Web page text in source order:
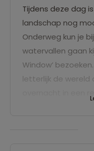
Tijdens deze dag
landschap nog
Onderweg kun je
watervallen gaan
Window’
letterlijk de wereld